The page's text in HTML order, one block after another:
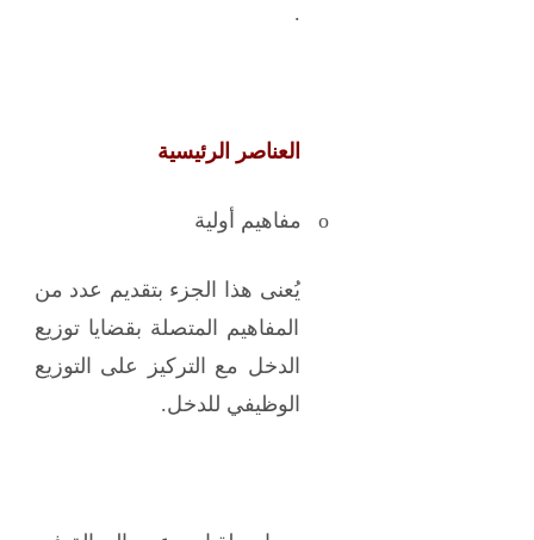
.
العناصر الرئيسية
o مفاهيم أولية
يُعنى هذا الجزء بتقديم عدد من
المفاهيم المتصلة بقضايا توزيع
الدخل مع التركيز على التوزيع
الوظيفي للدخل.